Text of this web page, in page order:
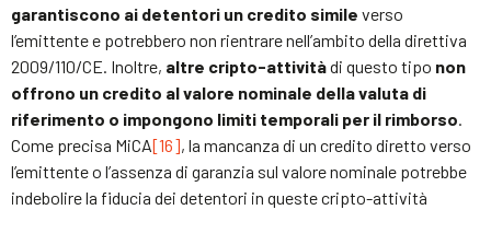
garantiscono ai detentori un credito simile verso
l’emittente e potrebbero non rientrare nell’ambito della direttiva
2009/110/CE. Inoltre, altre cripto-attivitàdi questo tipo non
offrono un credito al valore nominale della valuta di
riferimento o impongono limiti temporali per il rimborso.
Come precisa MiCA[16], la mancanza di un credito diretto verso
l’emittente o l’assenza di garanzia sul valore nominale potrebbe
indebolire la fiducia dei detentori in queste cripto-attività